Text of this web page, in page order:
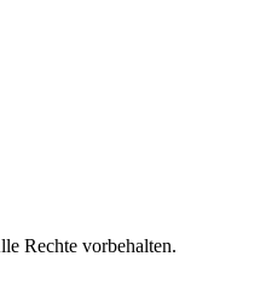
Rechte vorbehalten.